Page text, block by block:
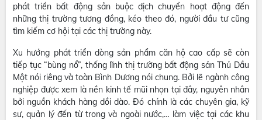
phát triển bất động sản buộc dịch chuyển hoạt động đến
những thị trường tương đồng, kéo theo đó, người đầu tư cũng
tìm kiếm cơ hội tại các thị trường này.
Xu hướng phát triển dòng sản phẩm căn hộ cao cấp sẽ còn
tiếp tục “bùng nổ”, thống lĩnh thị trường bất động sản Thủ Dầu
Một nói riêng và toàn Bình Dương nói chung. Bởi lẽ ngành công
nghiệp được xem là nền kinh tế mũi nhọn tại đây, nguyên nhân
bởi nguồn khách hàng dồi dào. Đó chính là các chuyên gia, kỹ
sư, quản lý đến từ trong và ngoài nước,… làm việc tại các khu